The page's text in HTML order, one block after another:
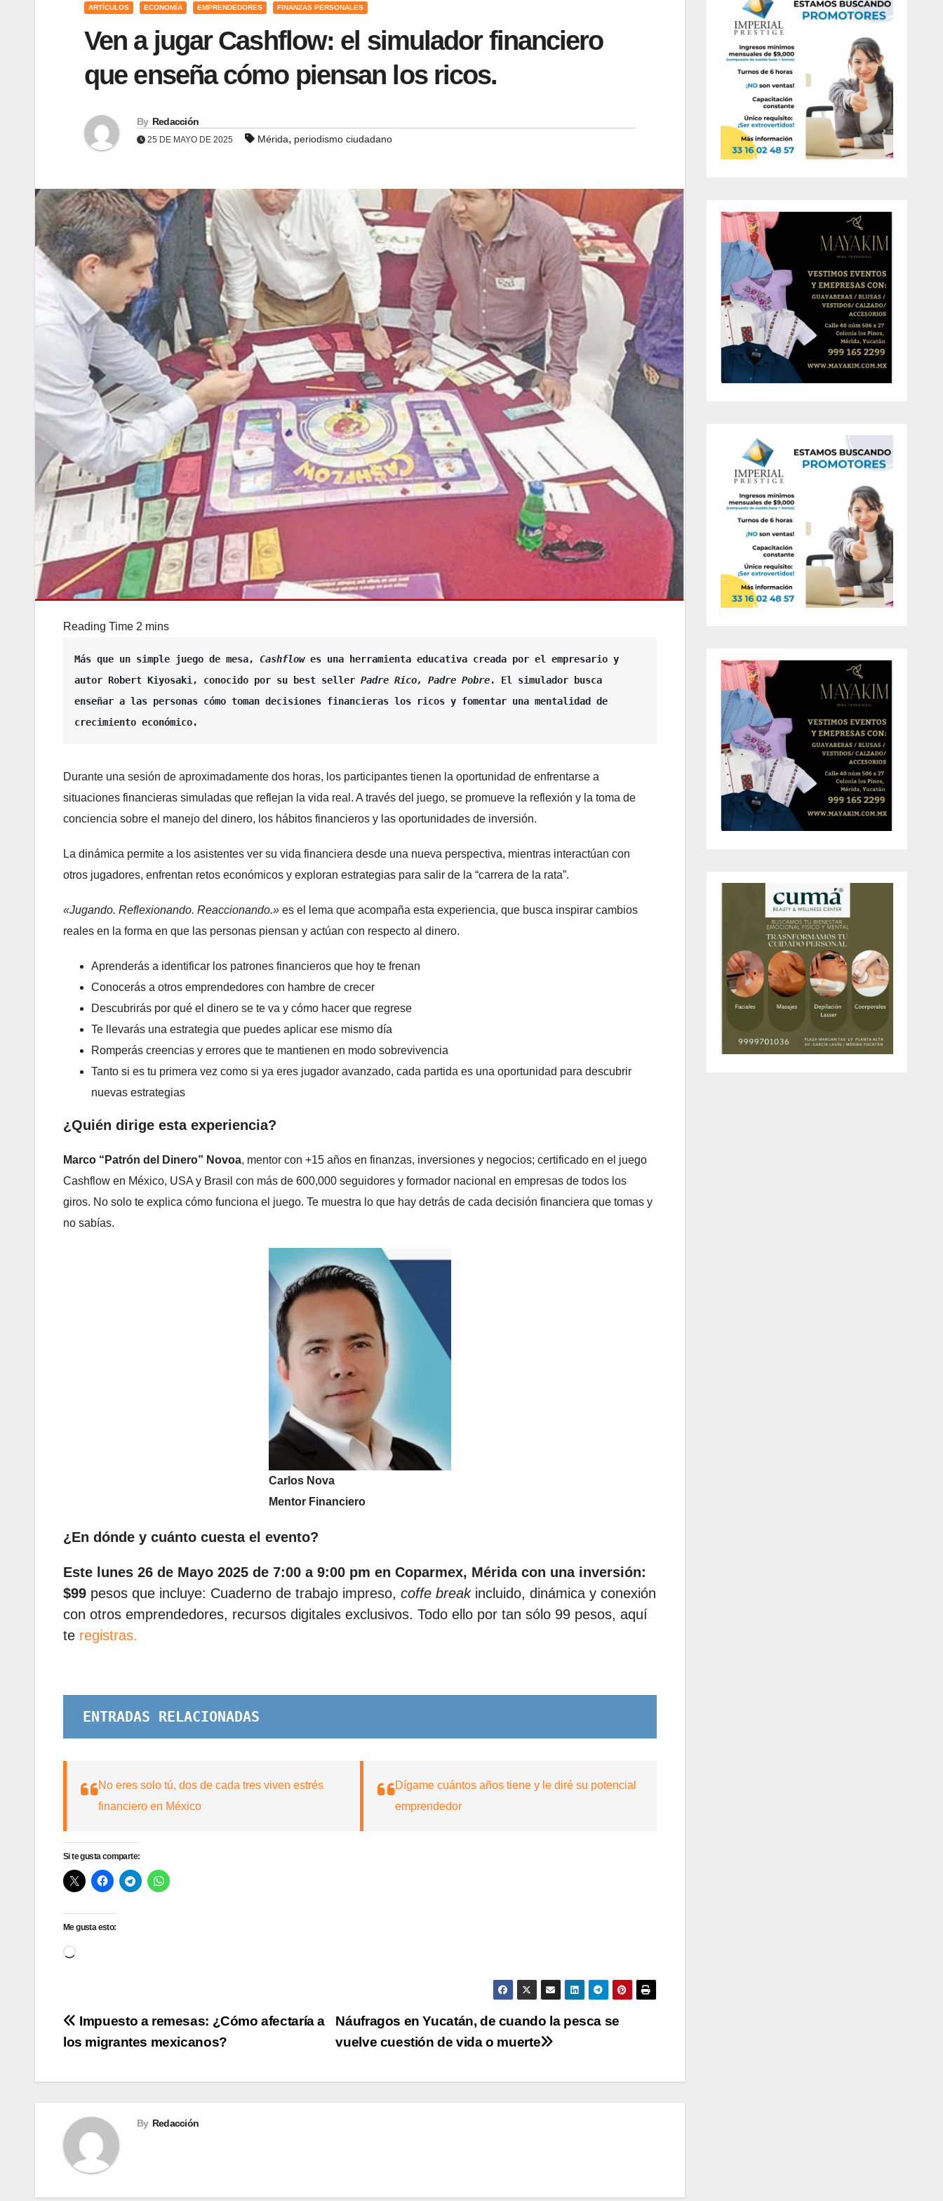
ARTÍCULOS ECONOMÍA EMPRENDEDORES FINANZAS PERSONALES
Ven a jugar Cashflow: el simulador financiero
que enseña cómo piensan los ricos.
By Redacción
25 DE MAYO DE 2025 Mérida, periodismo ciudadano
Más que un simple juego de mesa, Cashflow es una herramienta educativa creada por el empresario y
autor Robert Kiyosaki, conocido por su best seller Padre Rico, Padre Pobre. El simulador busca
enseñar a las personas cómo toman decisiones financieras los ricos y fomentar una mentalidad de
crecimiento económico.
Durante una sesión de aproximadamente dos horas, los participantes tienen la oportunidad de enfrentarse a
situaciones financieras simuladas que reflejan la vida real. A través del juego, se promueve la reflexión y la toma de
conciencia sobre el manejo del dinero, los hábitos financieros y las oportunidades de inversión.
La dinámica permite a los asistentes ver su vida financiera desde una nueva perspectiva, mientras interactúan con
otros jugadores, enfrentan retos económicos y exploran estrategias para salir de la “carrera de la rata”.
«Jugando. Reflexionando. Reaccionando.» es el lema que acompaña esta experiencia, que busca inspirar cambios
reales en la forma en que las personas piensan y actúan con respecto al dinero.
Aprenderás a identificar los patrones financieros que hoy te frenan
Conocerás a otros emprendedores con hambre de crecer
Descubrirás por qué el dinero se te va y cómo hacer que regrese
Te llevarás una estrategia que puedes aplicar ese mismo día
Romperás creencias y errores que te mantienen en modo sobrevivencia
Tanto si es tu primera vez como si ya eres jugador avanzado, cada partida es una oportunidad para descubrir
nuevas estrategias
¿Quién dirige esta experiencia?
Marco “Patrón del Dinero” Novoa, mentor con +15 años en finanzas, inversiones y negocios; certificado en el juego
Cashflow en México, USA y Brasil con más de 600,000 seguidores y formador nacional en empresas de todos los
giros. No solo te explica cómo funciona el juego. Te muestra lo que hay detrás de cada decisión financiera que tomas y
no sabías.
Carlos Nova
Mentor Financiero
¿En dónde y cuánto cuesta el evento?
Este lunes 26 de Mayo 2025 de 7:00 a 9:00 pm en Coparmex, Mérida con una inversión:
$99 pesos que incluye: Cuaderno de trabajo impreso, coffe breakincluido, dinámica y conexión
con otros emprendedores, recursos digitales exclusivos. Todo ello por tan sólo 99 pesos, aquí
te registras.
ENTRADAS RELACIONADAS
No eres solo tú, dos de cada tres viven estrés
financiero en México
Dígame cuántos años tiene y le diré su potencial
emprendedor
Si te gusta comparte:
Me gusta esto:
Cargando...
Navegación
de
entradas
Náufragos en Yucatán, de cuando la pesca se
vuelve cuestión de vida o muerte
Impuesto a remesas: ¿Cómo afectaría a
los migrantes mexicanos?
By Redacción